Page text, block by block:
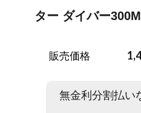
ター ダイバー
販売価格
無金利分割払い